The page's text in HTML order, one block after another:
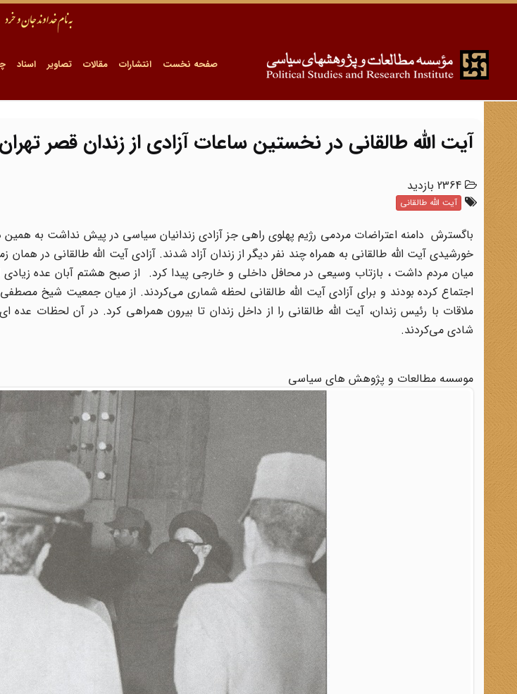
صفحه نخست انتشارات مقالات تصاویر اسناد
آیت الله طالقانی در نخستین ساعات آزادی از زندان قصر تهران
آیت الله طالقانی
خورشیدی آیت الله طالقانی به همراه چند نفر دیگر از زندان آزاد شدند. آزادی آیت الله طالقانی در
میان مردم داشت ، بازتاب وسیعی در محافل داخلی و خارجی پیدا کرد. از صبح هشتم آبان عده زیادی
اجتماع کرده بودند و برای آزادی آیت الله طالقانی لحظه شماری می‌کردند. از میان جمعیت شیخ
ملاقات با رئیس زندان، آیت الله طالقانی را از داخل زندان تا بیرون همراهی کرد. در آن لحظات
شادی می‌کردند.
موسسه مطالعات و پژوهش های سیاسی